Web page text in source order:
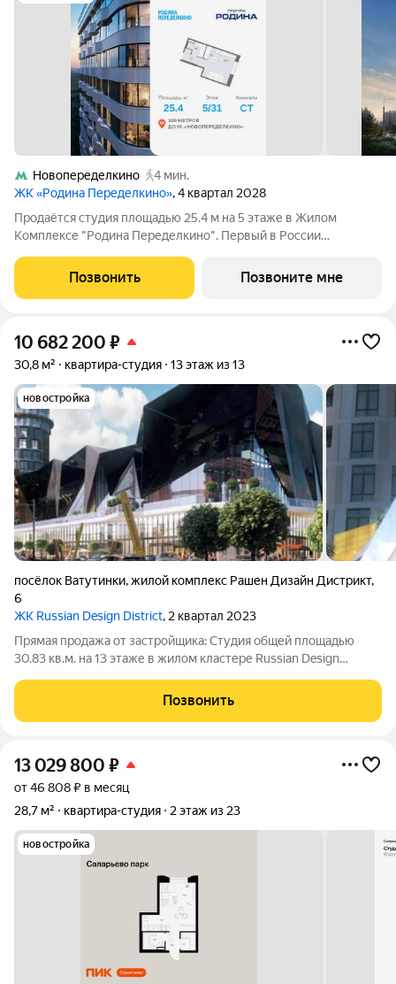
Новопеределкино
4 мин.
ЖК «Родина Переделкино», 4 квартал 2028
Продаётся студия площадью 25.4 м на 5 этаже в Жилом
Комплексе "Родина Переделкино". Первый в России
квартал бизнес-класса на Западе Москвы на границе с
Ульяновским лесопарком, состоящий из пяти
Позвонить Позвоните мне
10 682 200 ₽
30,8 м² квартира-студия 13 этаж из 13
новостройка
посёлок Ватутинки,жилой комплекс Рашен Дизайн Дистрикт,
6
ЖК Russian Design District, 2 квартал 2023
Прямая продажа от застройщика: Cтудия общей площадью
30.83 кв.м. на 13 этаже в жилом кластере Russian Design
коллаборации со звездами российского дизайна, культуры и
спорта. Квартира находится в
Позвонить
13 029 800 ₽
от 46 808 ₽ в месяц
28,7 м²
квартира-студия 2 этаж из 23
новостройка